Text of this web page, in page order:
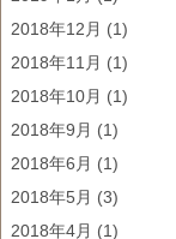
2018年12月 (1)
2018年11月 (1)
2018年10月 (1)
2018年9月 (1)
2018年6月 (1)
2018年5月 (3)
2018年4月 (1)